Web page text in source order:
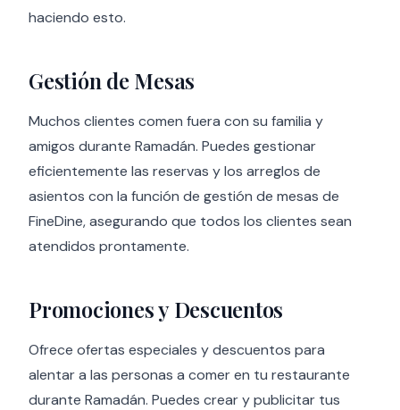
haciendo esto.
Gestión de Mesas
Muchos clientes comen fuera con su familia y
amigos durante Ramadán. Puedes gestionar
eficientemente las reservas y los arreglos de
asientos con la función de gestión de mesas de
FineDine, asegurando que todos los clientes sean
atendidos prontamente.
Promociones y Descuentos
Ofrece ofertas especiales y descuentos para
alentar a las personas a comer en tu restaurante
durante Ramadán. Puedes crear y publicitar tus